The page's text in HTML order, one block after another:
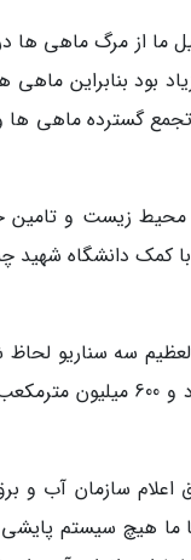
بود بنابراین ماهی
گسترده ماهی
محیط زیست و
دانشگاه شهید
سه سناریو
ما هیچ سیستم